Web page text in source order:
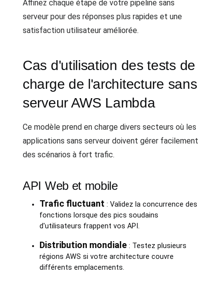
Affinez chaque étape de votre pipeline sans
serveur pour des réponses plus rapides et une
satisfaction utilisateur améliorée.
Cas d'utilisation des tests de
charge de l'architecture sans
serveur AWS Lambda
Ce modèle prend en charge divers secteurs où les
applications sans serveur doivent gérer facilement
des scénarios à fort trafic.
API Web et mobile
Trafic fluctuant : Validez la concurrence des
fonctions lorsque des pics soudains
d'utilisateurs frappent vos API.
Distribution mondiale: Testez plusieurs
régions AWS si votre architecture couvre
différents emplacements.